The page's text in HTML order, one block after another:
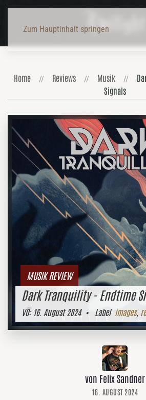
Zum Hauptinhalt springen
Home Reviews Musik
Signals
MUSIK REVIEW
Dark Tranquility - Endtime
VÖ:16. August 2024• Label images,
von Felix Sandner
16. AUGUST 2024